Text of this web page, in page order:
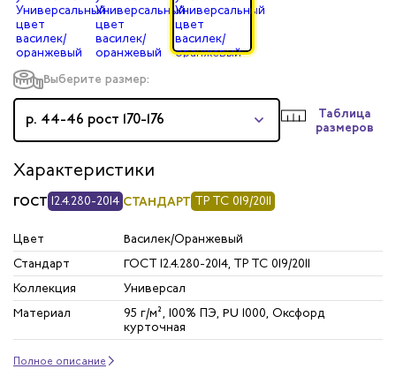
Выберите размер:
р. 44-46 рост 170-176
Таблица
размеров
Характеристики
ГОСТ 12.4.280-2014 СТАНДАРТ ТР ТС 019/2011
Цвет
Василек/Оранжевый
Стандарт
ГОСТ 12.4.280-2014, ТР ТС 019/2011
Коллекция
Универсал
Материал
95 г/м², 100% ПЭ, PU 1000, Оксфорд
курточная
Полное описание